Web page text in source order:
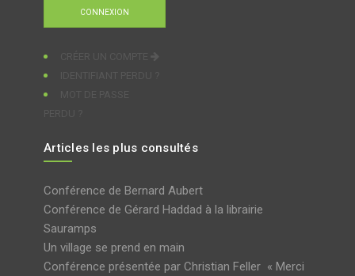
Articles les plus consultés
Conférence de Bernard Aubert
Conférence de Gérard Haddad à la librairie
Sauramps
Un village se prend en main
Conférence présentée par Christian Feller « Merci